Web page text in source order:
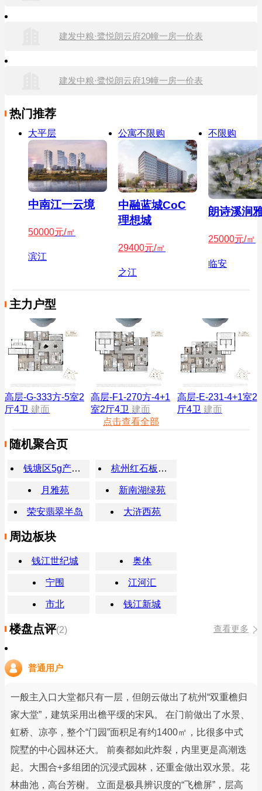
建发中粮·鹭悦朗云府20幢一房一价表
建发中粮·鹭悦朗云府19幢一房一价表
热门推荐
大平层
中南江一云境
50000元/㎡
滨江
公寓不限购
中融蓝城CoC
理想城
29400元/㎡
之江
不限购
朗诗溪涧
25000元/㎡
临安
主力户型
高层-G-333方-5室2
厅4卫 建面
高层-F1-270方-4+1
室2厅4卫 建面
高层-E-231-4+1室2
厅4卫 建面
点击查看全部
随机聚合页
钱塘区5g产业先导园 杭州红石板农贸市场
月雅苑 新南湖绿苑
荣安翡翠半岛 大浒西苑
周边板块
钱江世纪城 奥体
宁围 江河汇
市北 钱江新城
楼盘点评(2) 查看更多
普通用户
一般主入口大堂都只有一层，但朗云做出了杭州“双重檐归
家大堂”，建筑采用出檐平缓的宋风。 在门前做出了水景、
虹桥、凉亭，整个“门园”面积足有约1400㎡，比很多中式
院墅的中心园林还大。 前奏都如此炸裂，内里更是高潮迭
起。大围合+多组团的沉浸式园林，还重金做出双水景。花
林曲池，高台芳榭。 立面是极具辨识度的“飞檐屏”，层高